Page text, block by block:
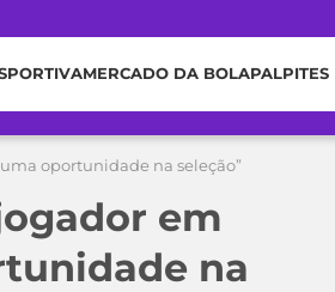
MERCADO DA BOLAPALPITES
oportunidade na seleção”
em
na